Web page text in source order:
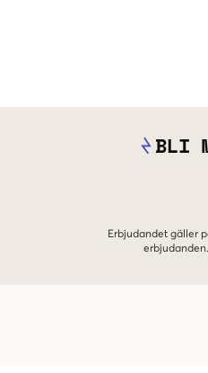
BLI
Erbjudandet gäller